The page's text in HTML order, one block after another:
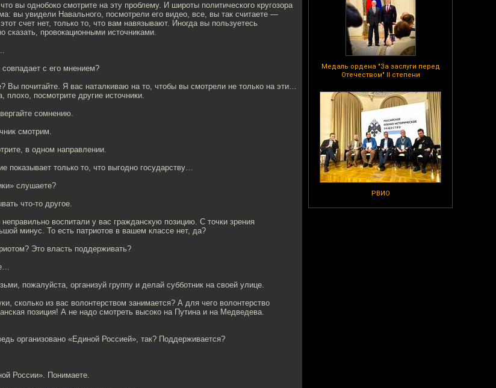
Медаль ордена "За заслуги перед
Отечеством" II степени
РВИО
вы однобоко смотрите на эту проблему. И широты политического кругозора
вы увидели Навального, посмотрели его видео, все, вы так считаете —
счет нет, только то, что вам навязывают. Иногда вы пользуетесь
провокационными источниками.
с его мнением?
Вы почитайте. Я вас наталкиваю на то, чтобы вы смотрели не только на эти…
плохо, посмотрите другие источники.
сомнению.
смотрим.
в одном направлении.
показывает только то, что выгодно государству…
слушаете?
что-то другое.
воспитали у вас гражданскую позицию. С точки зрения
минус. То есть патриотов в вашем классе нет, да?
Это власть поддерживать?
пожалуйста, организуй группу и делай субботник на своей улице.
сколько из вас волонтерством занимается? А для чего волонтерство
позиция! А не надо смотреть высоко на Путина и на Медведева.
организовано «Единой Россией», так? Поддерживается?
России». Понимаете.